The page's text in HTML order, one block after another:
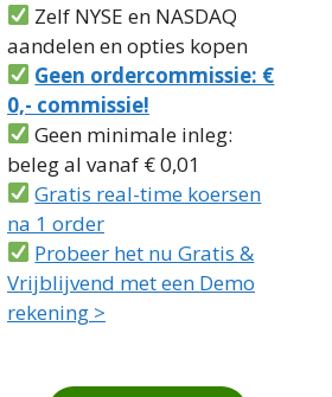
Zelf NYSE en NASDAQ
aandelen en opties kopen
Geen ordercommissie: €
0,- commissie!
Geen minimale inleg:
beleg al vanaf € 0,01
Gratis real-time koersen
na 1 order
Probeer het nu Gratis &
Vrijblijvend met een Demo
rekening >